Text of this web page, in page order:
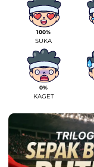
100%
SUKA
0%
KAGET